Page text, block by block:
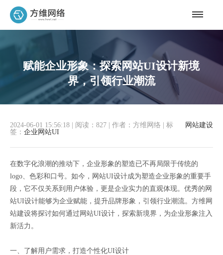
赋能企业形象：探索网站UI设计新境
界，引领行业潮流
网站建设
2024-06-01 15:56:18 阅读：827 作者：方维网络
标
签： 企业网站UI
在数字化浪潮的推动下，企业形象的塑造已不再局限于传统的
logo、色彩和口号。如今，网站UI设计成为塑造企业形象的重要手
段，它不仅关系到用户体验，更是企业实力的直观体现。优秀的网
站UI设计能够为企业赋能，提升品牌形象，引领行业潮流。方维网
站建设将探讨如何通过网站UI设计，探索新境界，为企业形象注入
新活力。
一、了解用户需求，打造个性化UI设计